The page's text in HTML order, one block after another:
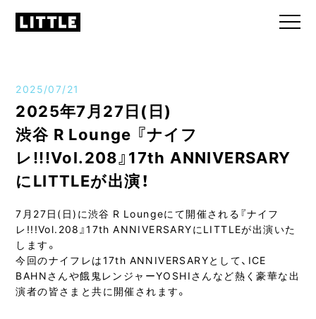
2025/07/21
2025年7月27日(日)
渋谷 R Lounge 『ナイフ
レ!!!Vol.208』17th ANNIVERSARY
にLITTLEが出演！
7月27日(日)に渋谷 R Loungeにて開催される『ナイフ
レ!!!Vol.208』17th ANNIVERSARYにLITTLEが出演いた
します。
今回のナイフレは17th ANNIVERSARYとして、ICE
BAHNさんや餓鬼レンジャーYOSHIさんなど熱く豪華な出
演者の皆さまと共に開催されます。